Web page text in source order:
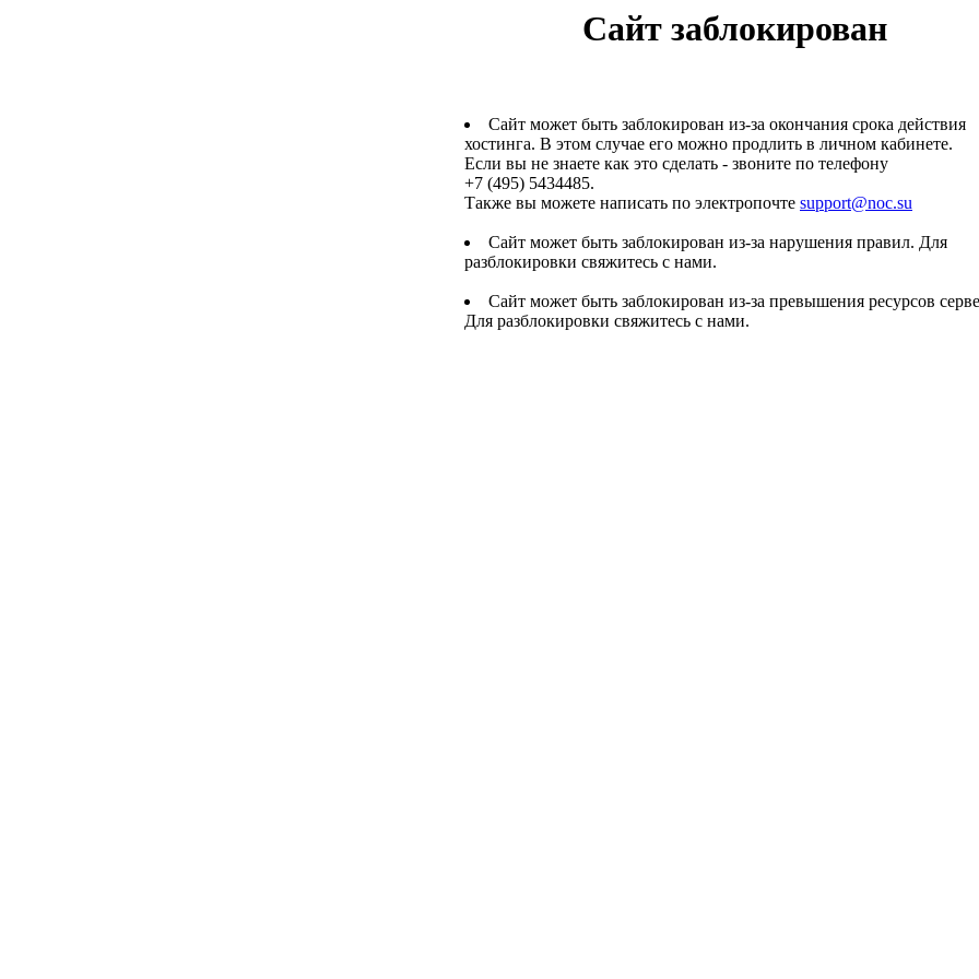
Сайт заблокирован
Сайт может быть заблокирован из-за окончания срока действия
хостинга. В этом случае его можно продлить в личном кабинете.
Если вы не знаете как это сделать - звоните по телефону
+7 (495) 5434485.
Также вы можете написать по электропочте support@noc.su
Сайт может быть заблокирован из-за нарушения правил. Для
разблокировки свяжитесь с нами.
Сайт может быть заблокирован из-за превышения ресурсов
Для разблокировки свяжитесь с нами.